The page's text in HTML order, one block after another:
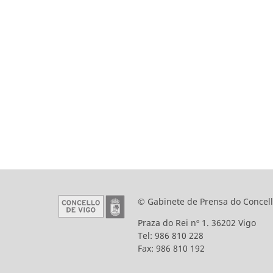
© Gabinete de Prensa do
Praza do Rei nº 1. 36202 Vigo
Tel: 986 810 228
Fax: 986 810 192